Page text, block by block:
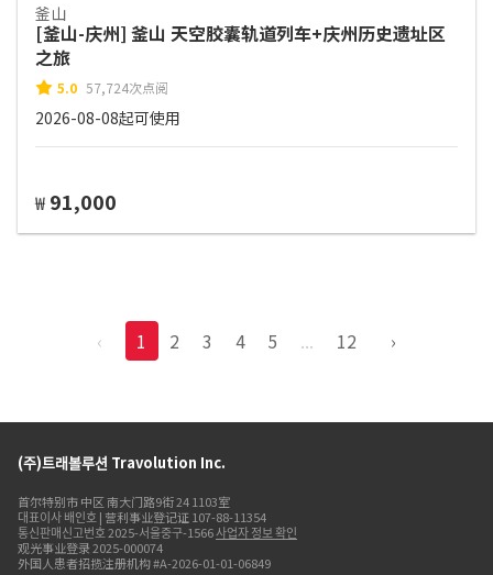
釜山
[釜山-庆州] 釜山 天空胶囊轨道列车+庆州历史遗址区
之旅
5.0 57,724次点阅
2026-08-08起可使用
₩ 91,000
‹ 1 2 3 4 5 ... 12 ›
(주)트래볼루션 Travolution Inc.
首尔特别市 中区 南大门路9街 24 1103室
대표이사 배인호 | 营利事业登记证 107-88-11354
통신판매신고번호 2025-서울중구-1566사업자 정보 확인
观光事业登录 2025-000074
外国人患者招揽注册机构 #A-2026-01-01-06849